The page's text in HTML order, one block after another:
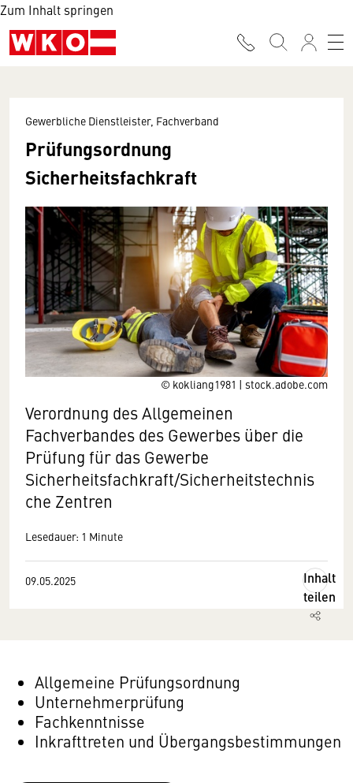
Zum Inhalt springen
© kokliang1981 | stock.adobe.com
Gewerbliche Dienstleister, Fachverband
Prüfungsordnung
Sicherheitsfachkraft
Verordnung des Allgemeinen
Fachverbandes des Gewerbes über die
Prüfung für das Gewerbe
Sicherheitsfachkraft/Sicherheitstechnis
che Zentren
Lesedauer: 1 Minute
09.05.2025
Inhalt
teilen
Allgemeine Prüfungsordnung
Unternehmerprüfung
Fachkenntnisse
Inkrafttreten und Übergangsbestimmungen